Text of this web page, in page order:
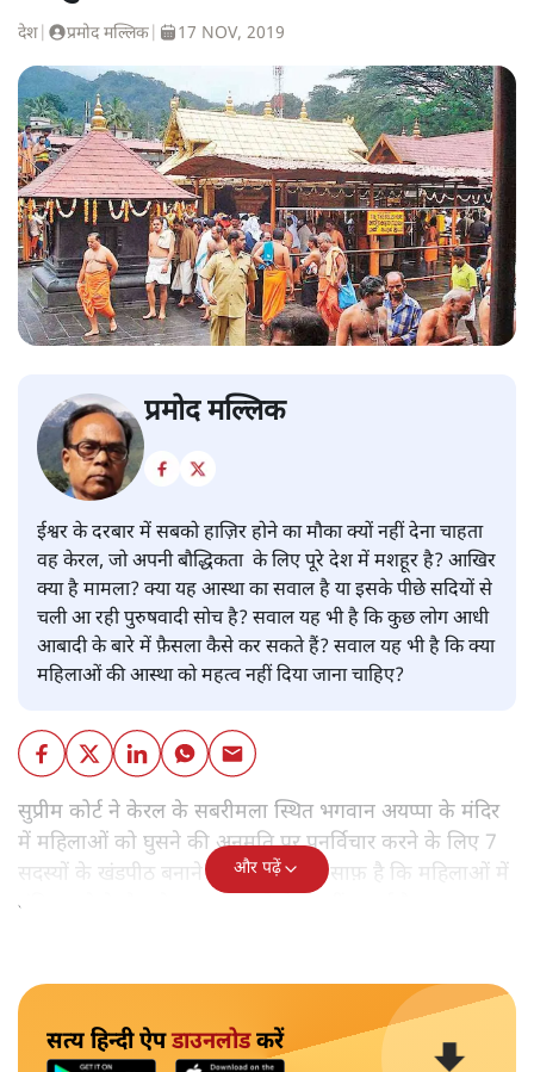
देश प्रमोद मल्लिक 17 NOV, 2019
प्रमोद मल्लिक
ईश्वर के दरबार में सबको हाज़िर होने का मौका क्यों नहीं देना चाहता
वह केरल, जो अपनी बौद्धिकता के लिए पूरे देश में मशहूर है? आखिर
क्या है मामला? क्या यह आस्था का सवाल है या इसके पीछे सदियों से
चली आ रही पुरुषवादी सोच है? सवाल यह भी है कि कुछ लोग आधी
आबादी के बारे में फ़ैसला कैसे कर सकते हैं? सवाल यह भी है कि क्या
महिलाओं की आस्था को महत्व नहीं दिया जाना चाहिए?
सुप्रीम कोर्ट ने केरल के सबरीमला स्थित भगवान अयप्पा के मंदिर
में महिलाओं को घुसने की अनुमति पर पुनर्विचार करने के लिए 7
सदस्यों के खंडपीठ बनाने को कहा। इससे साफ़ है कि महिलाओं में
मंदिर जाने के फ़ैसले पर सरकार ने रोक नहीं लगाई है।
और पढ़ें
सत्य हिन्दी ऐपडाउनलोडकरें